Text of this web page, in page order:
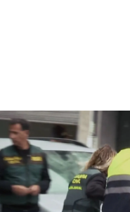
Así le comunicaron entre
Abruñedo, que habían
Tras la detención
agentes fueron en
enterara por ellos y